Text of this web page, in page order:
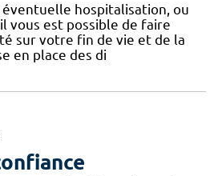
éventuelle hospitalisation, ou
vous est possible de faire
sur votre fin de vie et de la
en place des di